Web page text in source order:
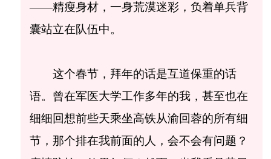
——精瘦身材，一身荒漠迷彩，负着单兵背
囊站立在队伍中。
这个春节，拜年的话是互道保重的话
语。曾在军医大学工作多年的我，甚至也在
细细回想前些天乘坐高铁从渝回蓉的所有细
节，那个排在我前面的人，会不会有问题？